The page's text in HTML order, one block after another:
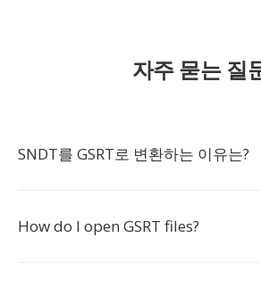
자주 묻는 질
SNDT를 GSRT로 변환하는 이유는?
How do I open GSRT files?